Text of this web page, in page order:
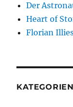
Der
Heart of
Florian
KATEGORIEN